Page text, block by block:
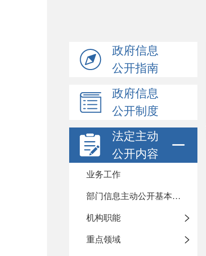
政府信息
公开指南
政府信息
公开制度
法定主动
公开内容
业务工作
部门信息主动公开基本目录
机构职能
重点领域